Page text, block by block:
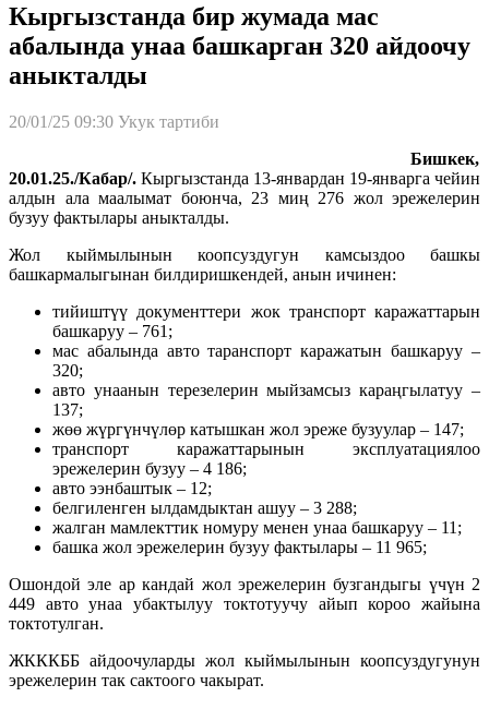
Кыргызстанда бир жумада мас
абалында унаа башкарган 320 айдоочу
аныкталды
20/01/25 09:30 Укук тартиби
Бишкек,
20.01.25./Кабар/. Кыргызстанда 13-январдан 19-январга чейин
алдын ала маалымат боюнча, 23 миң 276 жол эрежелерин
бузуу фактылары аныкталды.
Жол кыймылынын коопсуздугун камсыздоо башкы
башкармалыгынан билдиришкендей, анын ичинен:
тийиштүү документтери жок транспорт каражаттарын
башкаруу – 761;
мас абалында авто таранспорт каражатын башкаруу –
320;
авто унаанын терезелерин мыйзамсыз караңгылатуу –
137;
жөө жүргүнчүлөр катышкан жол эреже бузуулар – 147;
транспорт каражаттарынын эксплуатациялоо
эрежелерин бузуу – 4 186;
авто ээнбаштык – 12;
белгиленген ылдамдыктан ашуу – 3 288;
жалган мамлекттик номуру менен унаа башкаруу – 11;
башка жол эрежелерин бузуу фактылары – 11 965;
Ошондой эле ар кандай жол эрежелерин бузгандыгы үчүн 2
449 авто унаа убактылуу токтотуучу айып короо жайына
токтотулган.
ЖКККББ айдоочуларды жол кыймылынын коопсуздугунун
эрежелерин так сактоого чакырат.